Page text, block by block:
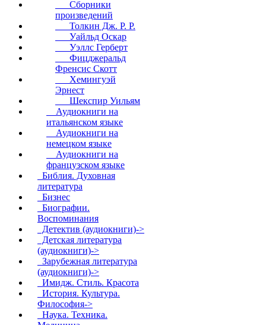
Сборники
произведений
Толкин Дж. Р. Р.
Уайльд Оскар
Уэллс Герберт
Фицджеральд
Френсис Скотт
Хемингуэй
Эрнест
Шекспир Уильям
Аудиокниги на
итальянском языке
Аудиокниги на
немецком языке
Аудиокниги на
французском языке
Библия. Духовная
литература
Бизнес
Биографии.
Воспоминания
Детектив (аудиокниги)->
Детская литература
(аудиокниги)->
Зарубежная литература
(аудиокниги)->
Имидж. Стиль. Красота
История. Культура.
Философия->
Наука. Техника.